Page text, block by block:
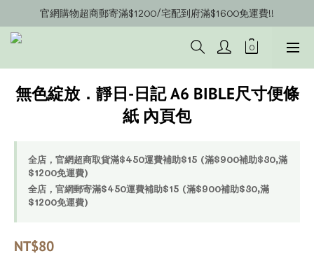
官網會員募集中~立即註冊即可獲得購物金$20!!!
官網購物超商郵寄滿$1200/宅配到府滿$1600免運費!!
官網會員募集中~立即註冊即可獲得購物金$20!!!
無色綻放．靜日-日記 A6 BIBLE尺寸便條
紙 內頁包
全店，官網超商取貨滿$450運費補助$15 (滿$900補助$30,滿
$1200免運費)
全店，官網郵寄滿$450運費補助$15 (滿$900補助$30,滿
$1200免運費)
NT$80